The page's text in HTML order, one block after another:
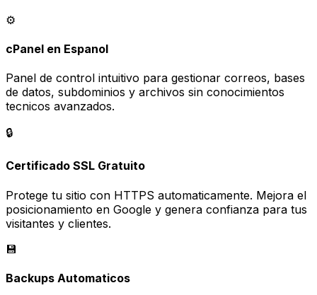
⚙️
cPanel en Espanol
Panel de control intuitivo para gestionar correos, bases
de datos, subdominios y archivos sin conocimientos
tecnicos avanzados.
🔒
Certificado SSL Gratuito
Protege tu sitio con HTTPS automaticamente. Mejora el
posicionamiento en Google y genera confianza para tus
visitantes y clientes.
💾
Backups Automaticos